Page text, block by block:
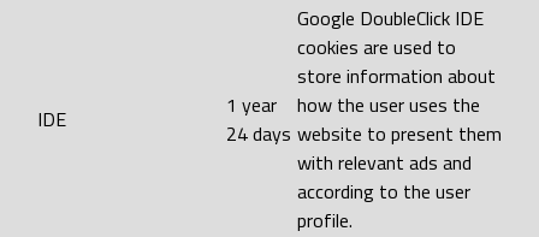
IDE
1 year
24 days
Google DoubleClick IDE
cookies are used to
store information about
how the user uses the
website to present them
with relevant ads and
according to the user
profile.